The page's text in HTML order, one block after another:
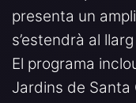
presenta un
s’estendrà al
El programa
Jardins de Santa